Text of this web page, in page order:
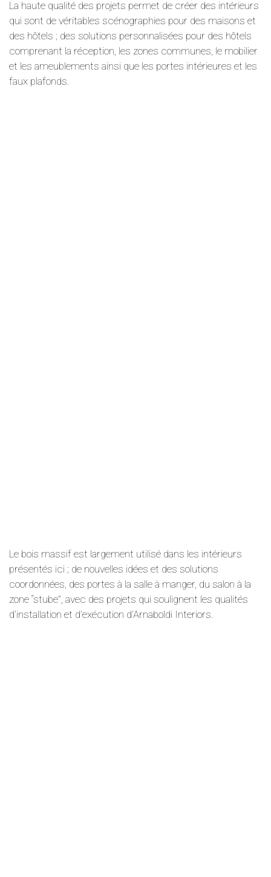
La haute qualité des projets permet de créer des intérieurs
qui sont de véritables scénographies pour des maisons et
des hôtels ; des solutions personnalisées pour des hôtels
comprenant la réception, les zones communes, le mobilier
et les ameublements ainsi que les portes intérieures et les
faux plafonds.
Le bois massif est largement utilisé dans les intérieurs
présentés ici ; de nouvelles idées et des solutions
coordonnées, des portes à la salle à manger, du salon à la
zone “stube”, avec des projets qui soulignent les qualités
d’installation et d’exécution d’Arnaboldi Interiors.